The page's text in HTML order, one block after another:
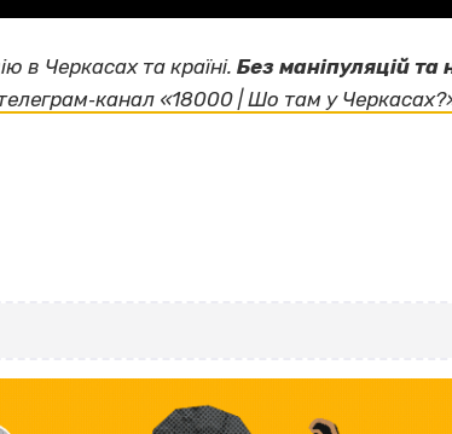
в Черкасах та країні. Без маніпуляцій та
«18000 | Шо там у